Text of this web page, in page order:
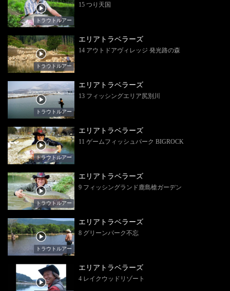
トラウトルアー
15 つり天国
トラウトルアー
エリアトラベラーズ
14 アウトドアヴィレッジ 発光路の森
トラウトルアー
エリアトラベラーズ
13 フィッシングエリア尻別川
トラウトルアー
エリアトラベラーズ
11 ゲームフィッシュパーク BIGROCK
トラウトルアー
エリアトラベラーズ
9 フィッシングランド鹿島槍ガーデン
トラウトルアー
エリアトラベラーズ
8 グリーンパーク不忘
エリアトラベラーズ
4 レイクウッドリゾート